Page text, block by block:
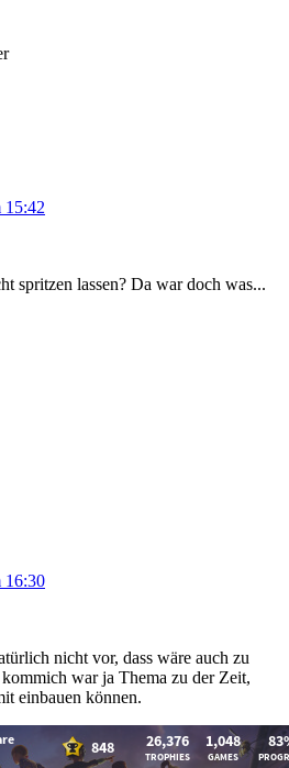
15:42
spritzen lassen? Da war doch was...
16:30
nicht vor, dass wäre auch zu
war ja Thema zu der Zeit,
einbauen können.